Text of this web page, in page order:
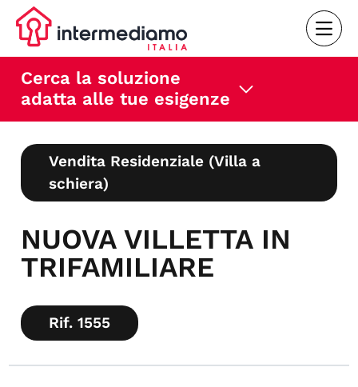
Cerca la soluzione
adatta alle tue esigenze
Vendita Residenziale (Villa a
schiera)
NUOVA VILLETTA IN
TRIFAMILIARE
Rif. 1555